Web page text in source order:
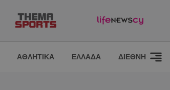
ΑΘΛΗΤΙΚΑ ΕΛΛΑΔΑ ΔΙΕΘΝΗ